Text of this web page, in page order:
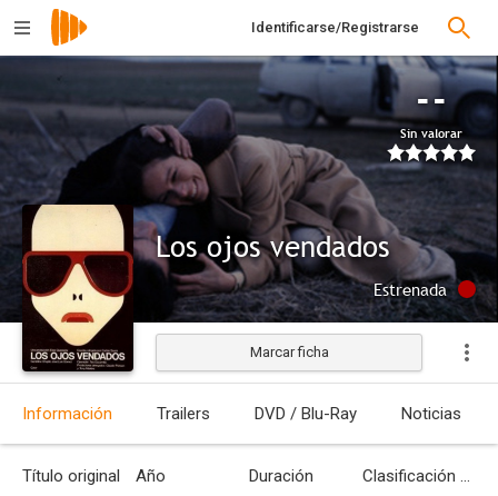
Identificarse/Registrarse
--
Sin valorar
Los ojos vendados
Estrenada
Marcar ficha
Información Trailers DVD / Blu-Ray Noticias
Título original Año Duración Clasificación por edades